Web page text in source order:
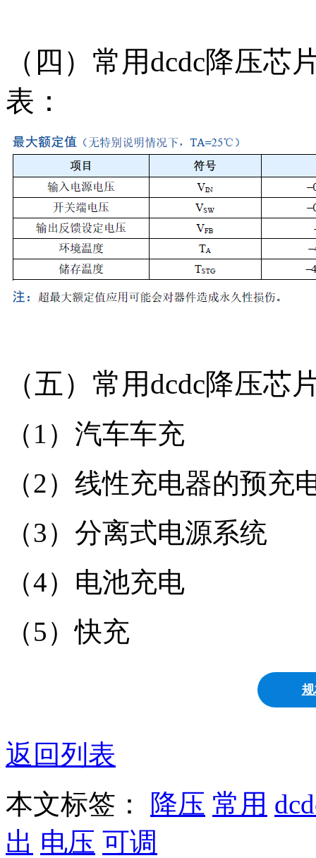
（四）常用dcdc降压芯
表：
（五）常用dcdc降压芯
（1）汽车车充
（2）线性充电器的预充
（3）分离式电源系统
（4）电池充电
（5）快充
返回列表
本文标签： 降压 常用
出 电压 可调